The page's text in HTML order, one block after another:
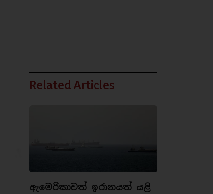
Related Articles
ඇමෙරිකාවත් ඉරානයත් යළි